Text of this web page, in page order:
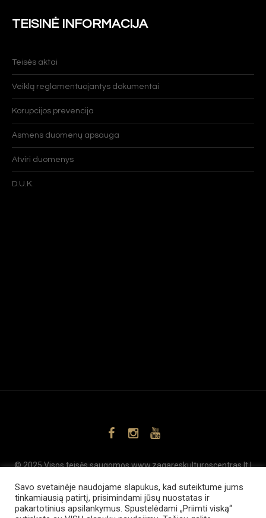
TEISINĖ INFORMACIJA
Teisės aktai
Veiklą reglamentuojantys dokumentai
Korupcijos prevencija
Asmens duomenų apsauga
Atviri duomenys
D.U.K.
© 2025 Visos teisės saugomos www.zagareskulturoscentras.lt |
Savo svetainėje naudojame slapukus, kad suteiktume jums
tinkamiausią patirtį, prisimindami jūsų nuostatas ir
pakartotinius apsilankymus. Spustelėdami „Priimti viską“